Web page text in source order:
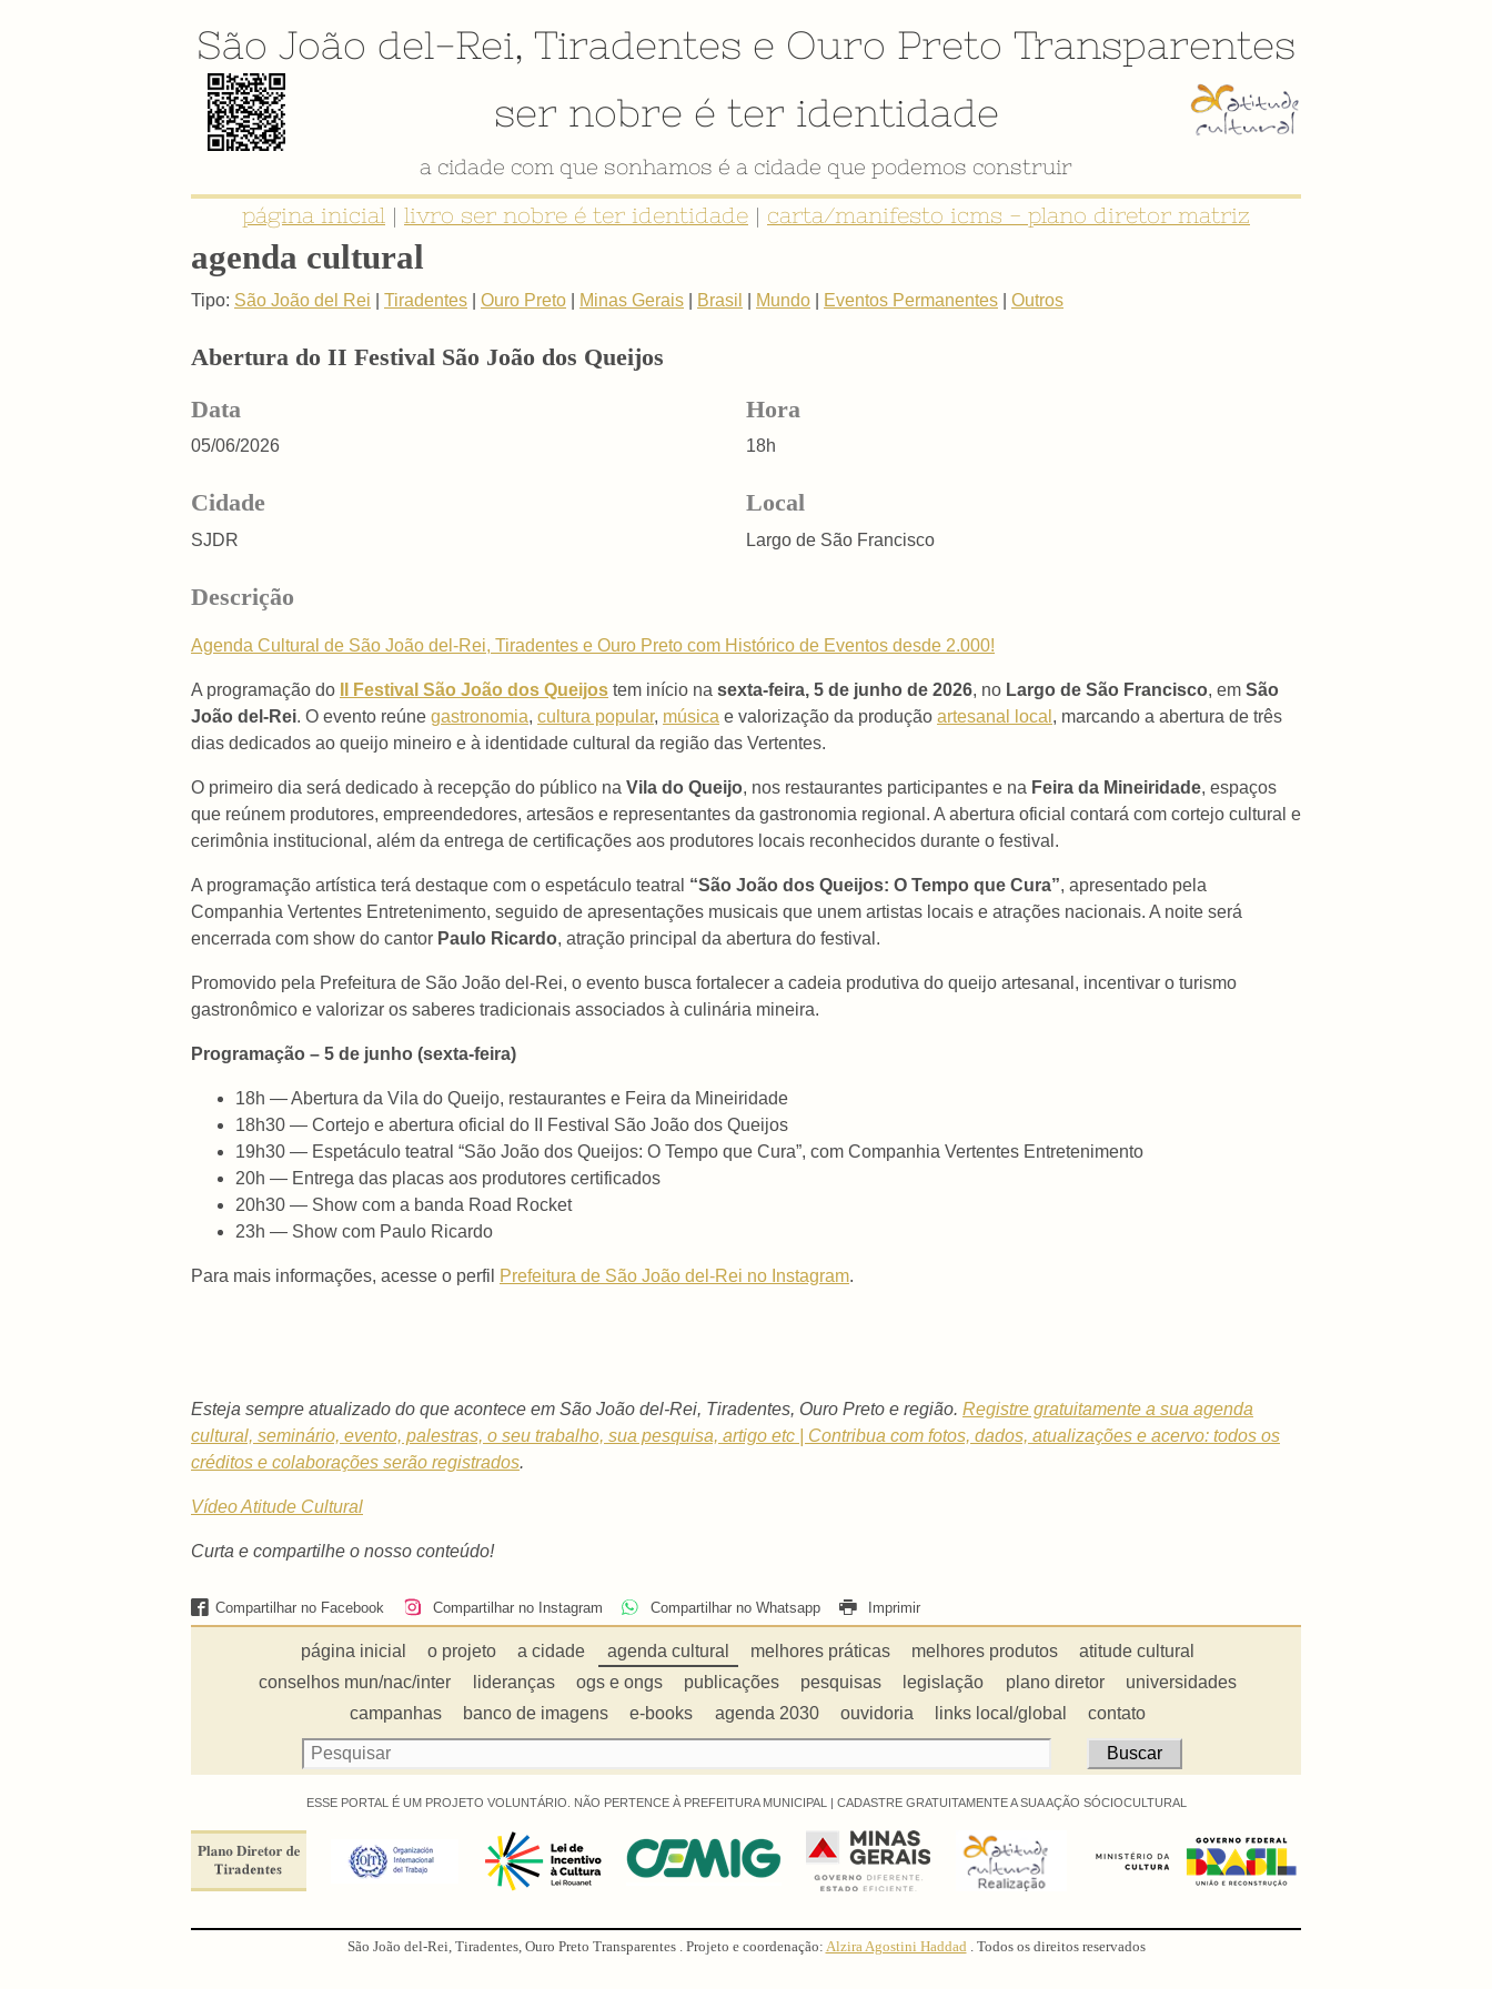
São João del-Rei, Tiradentes e Ouro Preto Transparentes
ser nobre é ter identidade
a cidade com que sonhamos é a cidade que podemos construir
página inicial | livro ser nobre é ter identidade | carta/manifesto icms - plano diretor matriz
agenda cultural
Tipo: São João del Rei Tiradentes Ouro Preto Minas Gerais Brasil Mundo Eventos Permanentes Outros
Abertura do II Festival São João dos Queijos
Data
05/06/2026
Hora
18h
Cidade
SJDR
Local
Largo de São Francisco
Descrição
Agenda Cultural de São João del-Rei, Tiradentes e Ouro Preto com Histórico de Eventos desde 2.000!
A programação do II Festival São João dos Queijos tem início na sexta-feira, 5 de junho de 2026, no Largo de São Francisco, em São
João del-Rei. O evento reúne gastronomia, cultura popular, música e valorização da produção artesanal local , marcando a abertura de três
dias dedicados ao queijo mineiro e à identidade cultural da região das Vertentes.
O primeiro dia será dedicado à recepção do público na Vila do Queijo, nos restaurantes participantes e na Feira da Mineiridade, espaços
que reúnem produtores, empreendedores, artesãos e representantes da gastronomia regional. A abertura oficial contará com cortejo cultural e
cerimônia institucional, além da entrega de certificações aos produtores locais reconhecidos durante o festival.
A programação artística terá destaque com o espetáculo teatral “São João dos Queijos: O Tempo que Cura”, apresentado pela
Companhia Vertentes Entretenimento, seguido de apresentações musicais que unem artistas locais e atrações nacionais. A noite será
encerrada com show do cantor Paulo Ricardo, atração principal da abertura do festival.
Promovido pela Prefeitura de São João del-Rei, o evento busca fortalecer a cadeia produtiva do queijo artesanal, incentivar o turismo
gastronômico e valorizar os saberes tradicionais associados à culinária mineira.
Programação – 5 de junho (sexta-feira)
18h — Abertura da Vila do Queijo, restaurantes e Feira da Mineiridade
18h30 — Cortejo e abertura oficial do II Festival São João dos Queijos
19h30 — Espetáculo teatral “São João dos Queijos: O Tempo que Cura”, com Companhia Vertentes Entretenimento
20h — Entrega das placas aos produtores certificados
20h30 — Show com a banda Road Rocket
23h — Show com Paulo Ricardo
Para mais informações, acesse o perfil Prefeitura de São João del-Rei no Instagram.
Esteja sempre atualizado do que acontece em São João del-Rei, Tiradentes, Ouro Preto e região. Registre gratuitamente a sua agenda
cultural, seminário, evento, palestras, o seu trabalho, sua pesquisa, artigo etc | Contribua com fotos, dados, atualizações e acervo: todos os
créditos e colaborações serão registrados.
Vídeo Atitude Cultural
Curta e compartilhe o nosso conteúdo!
Compartilhar no Facebook Compartilhar no Instagram Compartilhar no Whatsapp Imprimir
página inicial o projeto a cidade agenda cultural melhores práticas melhores produtos
atitude cultural
conselhos mun/nac/inter
lideranças ogs e ongs publicações pesquisas legislação plano diretor
universidades
campanhas
banco de imagens e-books agenda 2030 ouvidoria links local/global contato
ESSE PORTAL É UM PROJETO VOLUNTÁRIO. NÃO PERTENCE À PREFEITURA MUNICIPAL | CADASTRE GRATUITAMENTE A SUA AÇÃO SÓCIOCULTURAL
São João del-Rei, Tiradentes, Ouro Preto Transparentes . Projeto e coordenação: Alzira Agostini Haddad . Todos os direitos reservados